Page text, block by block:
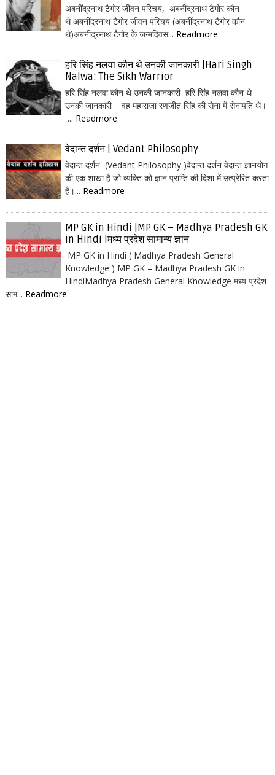
अबनींद्रनाथ टैगोर जीवन परिचय, अबनींद्रनाथ टैगोर कौन
थे अबनींद्रनाथ टैगोर जीवन परिचय (अबनींद्रनाथ टैगोर कौन
थे)अबनींद्रनाथ टैगोर के जन्मदिवस... Readmore
हरि सिंह नलवा कौन थे उनकी जानकारी |Hari Singh
Nalwa: The Sikh Warrior
हरि सिंह नलवा कौन थे उनकी जानकारी हरि सिंह नलवा कौन थे
उनकी जानकारी वह महाराजा रणजीत सिंह की सेना में सेनापति थे।
... Readmore
वेदान्त दर्शन | Vedant Philosophy
वेदान्त दर्शन (Vedant Philosophy )वेदान्त दर्शन वेदान्त ज्ञानयोग
की एक शाखा है जो व्यक्ति को ज्ञान प्राप्ति की दिशा में उत्प्रेरित करता
है।... Readmore
MP GK in Hindi |MP GK – Madhya Pradesh GK
in Hindi |मध्य प्रदेश सामान्य ज्ञान
MP GK in Hindi ( Madhya Pradesh General
Knowledge ) MP GK – Madhya Pradesh GK in
HindiMadhya Pradesh General Knowledge मध्य प्रदेश
साम... Readmore